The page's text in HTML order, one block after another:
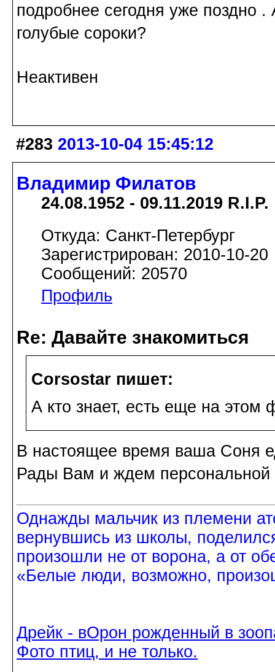
подробнее сегодня уже поздно
голубые сороки?
Неактивен
#283 2013-10-04 15:45:12
Владимир Филатов
24.08.1952 - 09.11.2019 R.I.P.
Откуда: Санкт-Петербург
Зарегистрирован: 2010-10-20
Сообщений: 20570
Профиль
Re: Давайте знакомиться
Corsostar пишет:
А кто знает, есть еще на этом
В настоящее время ваша Соня
Рады Вам и ждем
Однажды мальчик из племени
вернувшись из школы,
произошли не от ворона, а от
«Белые люди, возможно,
Дрейк - вОрон рожденный в
Фото птиц, и не только.